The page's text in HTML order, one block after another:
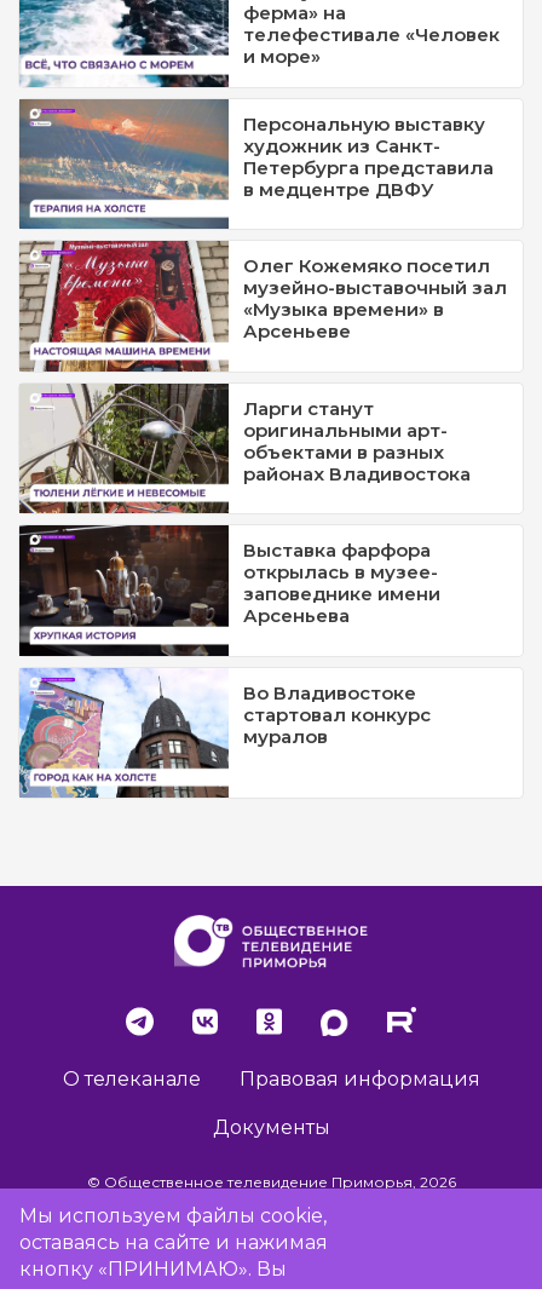
ферма» на
телефестивале «Человек
и море»
Персональную выставку
художник из Санкт-
Петербурга представила
в медцентре ДВФУ
Олег Кожемяко посетил
музейно-выставочный зал
«Музыка времени» в
Арсеньеве
Ларги станут
оригинальными арт-
объектами в разных
районах Владивостока
Выставка фарфора
открылась в музее-
заповеднике имени
Арсеньева
Во Владивостоке
стартовал конкурс
муралов
О телеканале Правовая информация
Документы
© Общественное телевидение Приморья, 2026
Разработка сайта -
Мы используем файлы cookie,
оставаясь на сайте и нажимая
кнопку «ПРИНИМАЮ». Вы